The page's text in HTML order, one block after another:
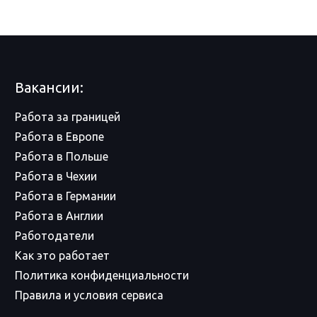
Вакансии:
Работа за границей
Работа в Европе
Работа в Польше
Работа в Чехии
Работа в Германии
Работа в Англии
Работодатели
Как это работает
Политика конфиденциальности
Правила и условия сервиса